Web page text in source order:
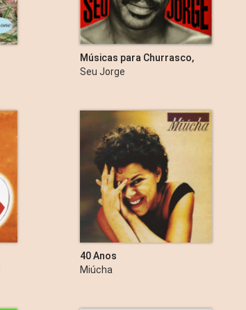
Músicas para Churrasco,
Vol. 1
Seu Jorge
40 Anos
Miúcha